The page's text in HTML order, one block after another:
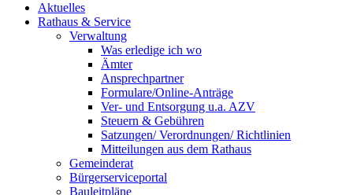
Aktuelles
Rathaus & Service
Verwaltung
Was erledige ich wo
Ämter
Ansprechpartner
Formulare/Online-Anträge
Ver- und Entsorgung u.a. AZV
Steuern & Gebühren
Satzungen/ Verordnungen/ Richtlinien
Mitteilungen aus dem Rathaus
Gemeinderat
Bürgerserviceportal
Bauleitpläne